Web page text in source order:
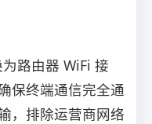
路由器 WiFi 接
保终端通信完全通
，排除运营商网络